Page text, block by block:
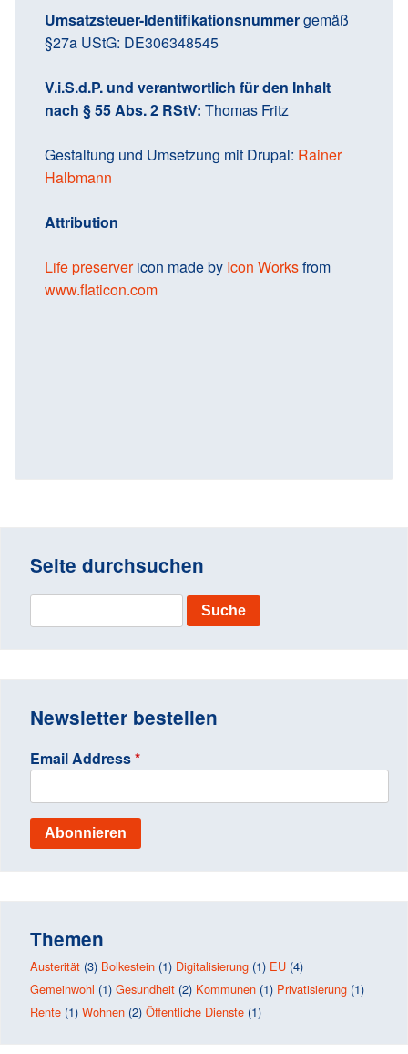
Umsatzsteuer-Identifikationsnummergemäß
§27a UStG: DE306348545
V.i.S.d.P. und verantwortlich für den Inhalt
nach § 55 Abs. 2 RStV: Thomas Fritz
Gestaltung und Umsetzung mit Drupal: Rainer
Halbmann
Attribution
Life preservericon made by Icon Worksfrom
www.flaticon.com
Seite durchsuchen
S
e
Newsletter bestellen
Email Address*
Themen
Austerität (3) Bolkestein (1) Digitalisierung (1) EU (4)
Gemeinwohl (1) Gesundheit (2) Kommunen (1) Privatisierung (1)
Rente (1) Wohnen (2) Öffentliche Dienste (1)